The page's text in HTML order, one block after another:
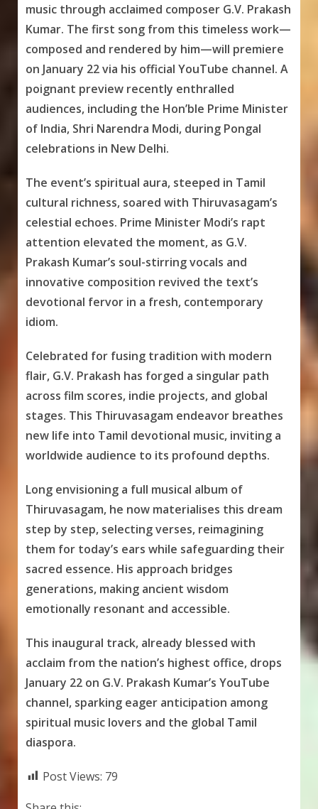
music through acclaimed composer G.V. Prakash
Kumar. The first song from this timeless work—
composed and rendered by him—will premiere
on January 22 via his official YouTube channel. A
poignant preview recently enthralled
audiences, including the Hon’ble Prime Minister
of India, Shri Narendra Modi, during Pongal
celebrations in New Delhi.
The event’s spiritual aura, steeped in Tamil
cultural richness, soared with Thiruvasagam’s
celestial echoes. Prime Minister Modi’s rapt
attention elevated the moment, as G.V.
Prakash Kumar’s soul-stirring vocals and
innovative composition revived the text’s
devotional fervor in a fresh, contemporary
idiom.
Celebrated for fusing tradition with modern
flair, G.V. Prakash has forged a singular path
across film scores, indie projects, and global
stages. This Thiruvasagam endeavor breathes
new life into Tamil devotional music, inviting a
worldwide audience to its profound depths.
Long envisioning a full musical album of
Thiruvasagam, he now materialises this dream
step by step, selecting verses, reimagining
them for today’s ears while safeguarding their
sacred essence. His approach bridges
generations, making ancient wisdom
emotionally resonant and accessible.
This inaugural track, already blessed with
acclaim from the nation’s highest office, drops
January 22 on G.V. Prakash Kumar’s YouTube
channel, sparking eager anticipation among
spiritual music lovers and the global Tamil
diaspora.
Post Views: 79